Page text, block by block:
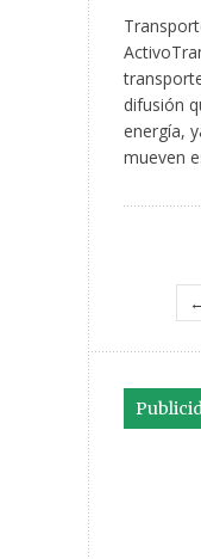
difusión
energía,
mueven